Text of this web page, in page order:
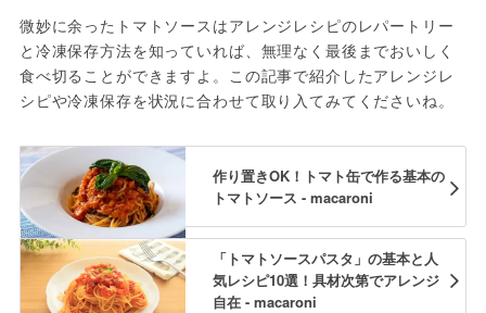
微妙に余ったトマトソースはアレンジレシピのレパートリー
と冷凍保存方法を知っていれば、無理なく最後までおいしく
食べ切ることができますよ。この記事で紹介したアレンジレ
シピや冷凍保存を状況に合わせて取り入てみてくださいね。
作り置きOK！トマト缶で作る基本の
トマトソース - macaroni
「トマトソースパスタ」の基本と人
気レシピ10選！具材次第でアレンジ
自在 - macaroni